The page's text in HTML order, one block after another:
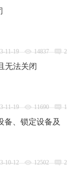
11-19 14837 2
无法关闭
11-19 11690 1
备、锁定设备及
10-12 12502 2